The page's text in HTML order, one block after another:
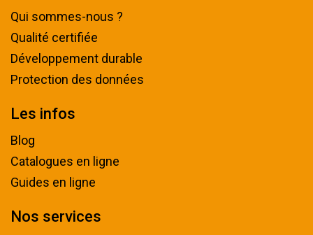
Qui sommes-nous ?
Qualité certifiée
Développement durable
Protection des données
Les infos
Blog
Catalogues en ligne
Guides en ligne
Nos services